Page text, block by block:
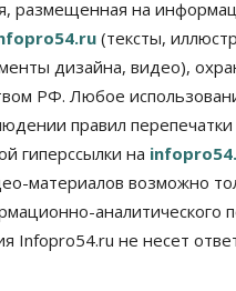
размещенная на
(тексты,
дизайна, видео),
РФ. Любое
правил
гиперссылки на
материалов возможно
аналитического
Infopro54.ru не несет